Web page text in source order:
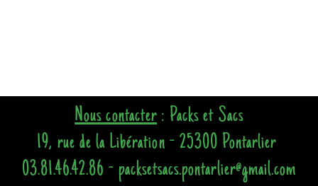
Nous contacter: Packs et Sacs
19, rue de la Libération - 25300 Pontarlier
03.81.46.42.86 - packsetsacs.pontarlier@gmail.com